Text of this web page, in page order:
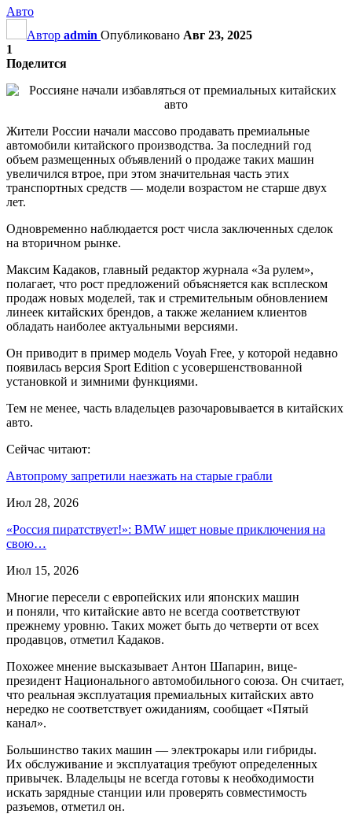
Авто
Автор admin Опубликовано Авг 23, 2025
1
Поделится
Жители России начали массово продавать премиальные
автомобили китайского производства. За последний год
объем размещенных объявлений о продаже таких машин
увеличился втрое, при этом значительная часть этих
транспортных средств — модели возрастом не старше двух
лет.
Одновременно наблюдается рост числа заключенных сделок
на вторичном рынке.
Максим Кадаков, главный редактор журнала «За рулем»,
полагает, что рост предложений объясняется как всплеском
продаж новых моделей, так и стремительным обновлением
линеек китайских брендов, а также желанием клиентов
обладать наиболее актуальными версиями.
Он приводит в пример модель Voyah Free, у которой недавно
появилась версия Sport Edition с усовершенствованной
установкой и зимними функциями.
Тем не менее, часть владельцев разочаровывается в китайских
авто.
Сейчас читают:
Автопрому запретили наезжать на старые грабли
Июл 28, 2026
«Россия пиратствует!»: BMW ищет новые приключения на
свою…
Июл 15, 2026
Многие пересели с европейских или японских машин
и поняли, что китайские авто не всегда соответствуют
прежнему уровню. Таких может быть до четверти от всех
продавцов, отметил Кадаков.
Похожее мнение высказывает Антон Шапарин, вице-
президент Национального автомобильного союза. Он считает,
что реальная эксплуатация премиальных китайских авто
нередко не соответствует ожиданиям, сообщает «Пятый
канал».
Большинство таких машин — электрокары или гибриды.
Их обслуживание и эксплуатация требуют определенных
привычек. Владельцы не всегда готовы к необходимости
искать зарядные станции или проверять совместимость
разъемов, отметил он.